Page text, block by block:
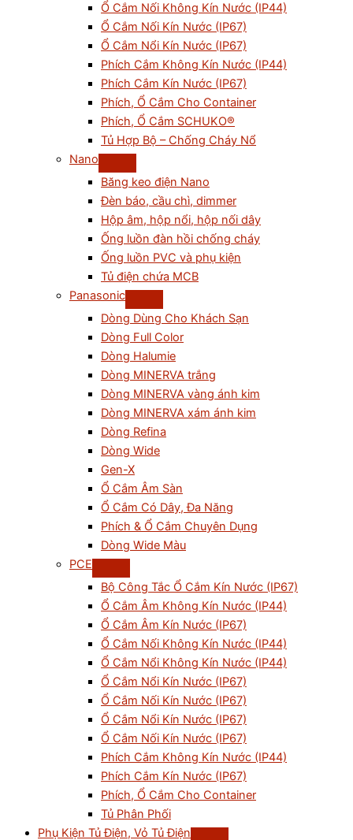
Ổ Cắm Nối Không Kín Nước (IP44)
Ổ Cắm Nối Kín Nước (IP67)
Ổ Cắm Nổi Kín Nước (IP67)
Phích Cắm Không Kín Nước (IP44)
Phích Cắm Kín Nước (IP67)
Phích, Ổ Cắm Cho Container
Phích, Ổ Cắm SCHUKO®
Tủ Hợp Bộ – Chống Cháy Nổ
Nano
Băng keo điện Nano
Đèn báo, cầu chì, dimmer
Hộp âm, hộp nổi, hộp nối dây
Ống luồn đàn hồi chống cháy
Ống luồn PVC và phụ kiện
Tủ điện chứa MCB
Panasonic
Dòng Dùng Cho Khách Sạn
Dòng Full Color
Dòng Halumie
Dòng MINERVA trắng
Dòng MINERVA vàng ánh kim
Dòng MINERVA xám ánh kim
Dòng Refina
Dòng Wide
Gen-X
Ổ Cắm Âm Sàn
Ổ Cắm Có Dây, Đa Năng
Phích & Ổ Cắm Chuyên Dụng
Dòng Wide Màu
PCE
Bộ Công Tắc Ổ Cắm Kín Nước (IP67)
Ổ Cắm Âm Không Kín Nước (IP44)
Ổ Cắm Âm Kín Nước (IP67)
Ổ Cắm Nối Không Kín Nước (IP44)
Ổ Cắm Nổi Không Kín Nước (IP44)
Ổ Cắm Nổi Kín Nước (IP67)
Ổ Cắm Nối Kín Nước (IP67)
Ổ Cắm Nổi Kín Nước (IP67)
Ổ Cắm Nối Kín Nước (IP67)
Phích Cắm Không Kín Nước (IP44)
Phích Cắm Kín Nước (IP67)
Phích, Ổ Cắm Cho Container
Tủ Phân Phối
Phụ Kiện Tủ Điện, Vỏ Tủ Điện